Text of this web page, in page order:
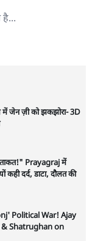
लिखते रहते हैं।